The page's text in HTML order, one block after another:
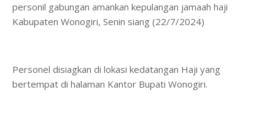
personil gabungan amankan kepulangan jamaah haji
Kabupaten Wonogiri, Senin siang (22/7/2024)
Personel disiagkan di lokasi kedatangan Haji yang
bertempat di halaman Kantor Bupati Wonogiri.